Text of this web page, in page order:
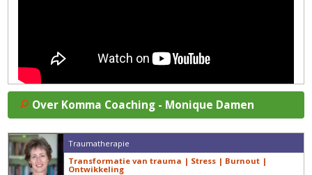
Over Komma Coaching - Monique Damen
Traumatherapie
Transformatie van trauma | Stress | Burnout |
Ontwikkeling